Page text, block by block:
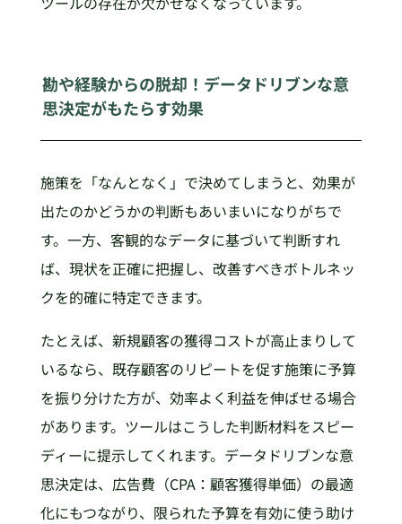
勘や経験からの脱却！データドリブンな意
思決定がもたらす効果
施策を「なんとなく」で決めてしまうと、効果が
出たのかどうかの判断もあいまいになりがちで
す。一方、客観的なデータに基づいて判断すれ
ば、現状を正確に把握し、改善すべきボトルネッ
クを的確に特定できます。
たとえば、新規顧客の獲得コストが高止まりして
いるなら、既存顧客のリピートを促す施策に予算
を振り分けた方が、効率よく利益を伸ばせる場合
があります。ツールはこうした判断材料をスピー
ディーに提示してくれます。データドリブンな意
思決定は、広告費（CPA：顧客獲得単価）の最適
化にもつながり、限られた予算を有効に使う助け